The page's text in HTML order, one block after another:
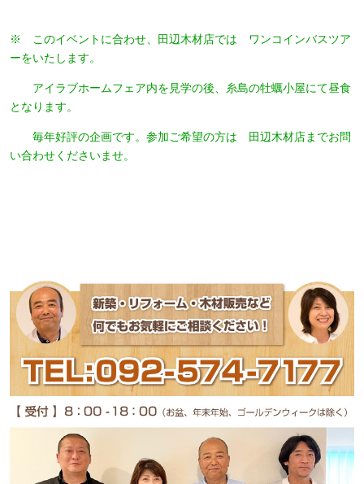
※ このイベントに合わせ、田辺木材店では ワンコインバスツア
ーをいたします。
アイラブホームフェア内を見学の後、糸島の牡蠣小屋にて昼食
となります。
毎年好評の企画です。参加ご希望の方は 田辺木材店までお問
い合わせくださいませ。